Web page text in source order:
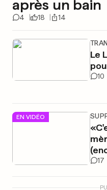
après un bain
4 18 14
Le
10
EN VIDÉO
17